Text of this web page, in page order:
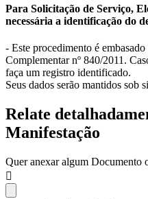
Para Solicitação de Serviço,
necessária a identificação do
- Este procedimento é
Complementar nº 840/2011.
faça um registro identificado.
Seus dados serão mantidos sob
Relate
Manifestação
Quer anexar algum Documento